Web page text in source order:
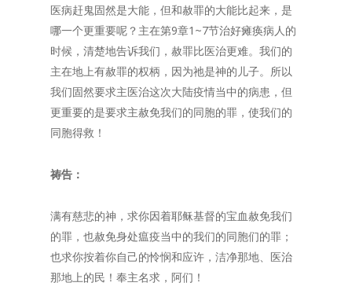
医病赶鬼固然是大能，但和赦罪的大能比起来，是
哪一个更重要呢？主在第9章1~7节治好瘫痪病人的
时候，清楚地告诉我们，赦罪比医治更难。我们的
主在地上有赦罪的权柄，因为祂是神的儿子。所以
我们固然要求主医治这次大陆疫情当中的病患，但
更重要的是要求主赦免我们的同胞的罪，使我们的
同胞得救！
祷告：
满有慈悲的神，求你因着耶稣基督的宝血赦免我们
的罪，也赦免身处瘟疫当中的我们的同胞们的罪；
也求你按着你自己的怜悯和应许，洁净那地、医治
那地上的民！奉主名求，阿们！